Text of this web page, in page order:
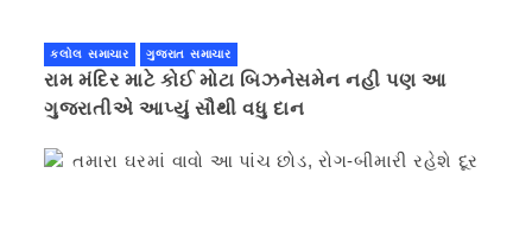
કલોલ સમાચાર ગુજરાત સમાચાર
રામ મંદિર માટે કોઈ મોટા બિઝનેસમેન નહી પણ આ
ગુજરાતીએ આપ્યું સૌથી વધુ દાન